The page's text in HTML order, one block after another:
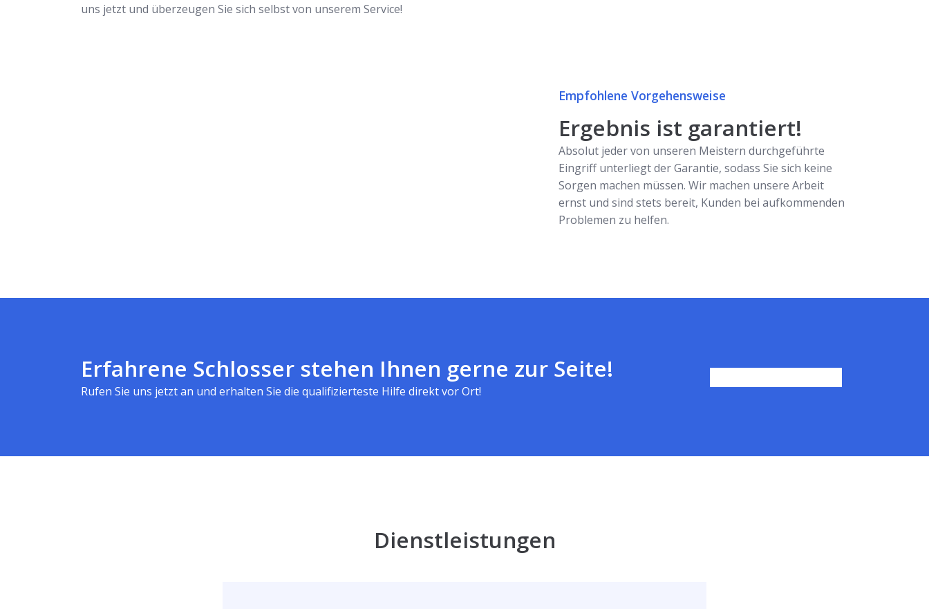
uns jetzt und überzeugen Sie sich selbst von unserem Service!
Empfohlene Vorgehensweise
Ergebnis ist garantiert!
Absolut jeder von unseren Meistern durchgeführte
Eingriff unterliegt der Garantie, sodass Sie sich keine
Sorgen machen müssen. Wir machen unsere Arbeit
ernst und sind stets bereit, Kunden bei aufkommenden
Problemen zu helfen.
Erfahrene Schlosser stehen Ihnen gerne zur Seite!
Rufen Sie uns jetzt an und erhalten Sie die qualifizierteste Hilfe direkt vor Ort!
Dienstleistungen